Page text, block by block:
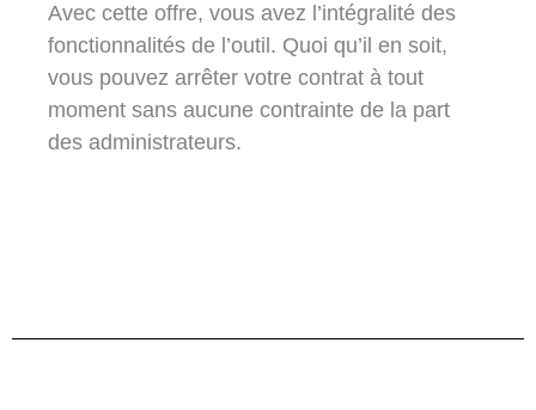
Avec cette offre, vous avez l’intégralité des
fonctionnalités de l’outil. Quoi qu’il en soit,
vous pouvez arrêter votre contrat à tout
moment sans aucune contrainte de la part
des administrateurs.